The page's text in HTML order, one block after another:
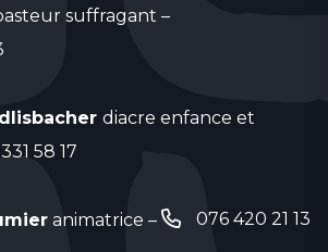
suffragant –
diacre enfance et
58 17
animatrice – 076 420 21 13